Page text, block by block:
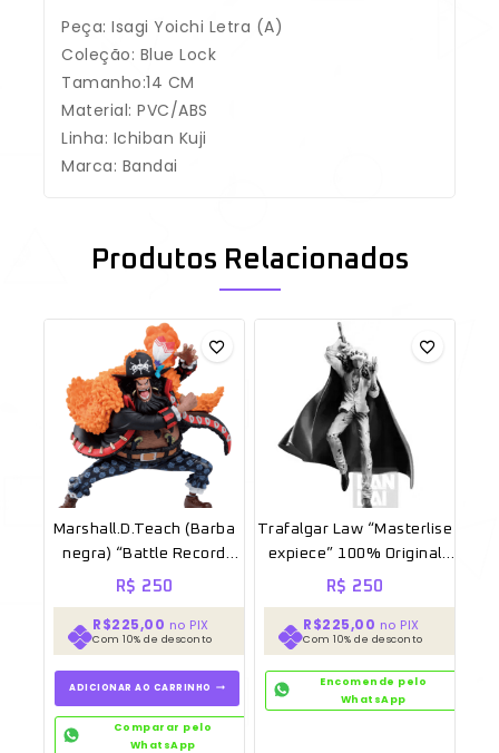
Peça: Isagi Yoichi Letra (A)
Coleção: Blue Lock
Tamanho:14 CM
Material: PVC/ABS
Linha: Ichiban Kuji
Marca: Bandai
Produtos Relacionados
Marshall.D.Teach (Barba
negra) “Battle Record
Collection 100%” Original
unboxing*
R$ 250
R$225,00 no PIX
Com 10% de desconto
ADICIONAR AO CARRINHO
Comparar pelo
WhatsApp
Trafalgar Law “Masterlise
expiece” 100% Original
Sem caixa
R$ 250
R$225,00 no PIX
Com 10% de desconto
Encomende pelo
WhatsApp